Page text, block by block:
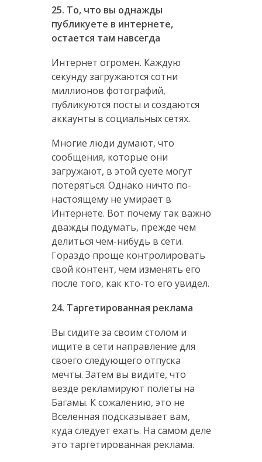
25. То, что вы однажды
публикуете в интернете,
остается там навсегда
Интернет огромен. Каждую
секунду загружаются сотни
миллионов фотографий,
публикуются посты и создаются
аккаунты в социальных сетях.
Многие люди думают, что
сообщения, которые они
загружают, в этой суете могут
потеряться. Однако ничто по-
настоящему не умирает в
Интернете. Вот почему так важно
дважды подумать, прежде чем
делиться чем-нибудь в сети.
Гораздо проще контролировать
свой контент, чем изменять его
после того, как кто-то его увидел.
24. Таргетированная реклама
Вы сидите за своим столом и
ищите в сети направление для
своего следующего отпуска
мечты. Затем вы видите, что
везде рекламируют полеты на
Багамы. К сожалению, это не
Вселенная подсказывает вам,
куда следует ехать. На самом деле
это таргетированная реклама.